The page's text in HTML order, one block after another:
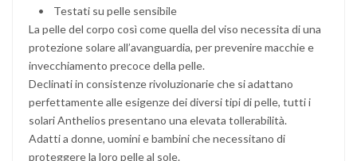
• Testati su pelle sensibile
La pelle del corpo così come quella del viso necessita di una
protezione solare all’avanguardia, per prevenire macchie e
invecchiamento precoce della pelle.
Declinati in consistenze rivoluzionarie che si adattano
perfettamente alle esigenze dei diversi tipi di pelle, tutti i
solari Anthelios presentano una elevata tollerabilità.
Adatti a donne, uomini e bambini che necessitano di
proteggere la loro pelle al sole.